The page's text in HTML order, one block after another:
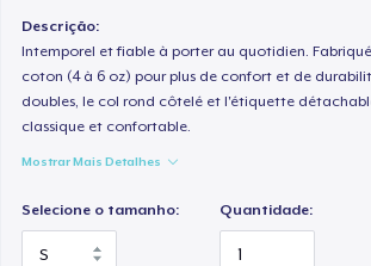
Descrição:
Intemporel et fiable à porter au quotidien.
coton (4 à 6 oz) pour plus de confort et de
doubles, le col rond côtelé et l'étiquette
classique et confortable.
Mostrar Mais Detalhes
Selecione o tamanho: Quantidade: